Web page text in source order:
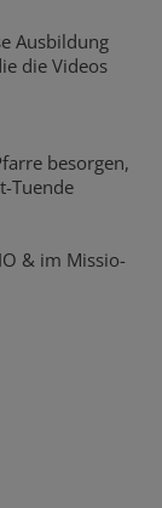
Ausbildung
die Videos
besorgen,
Tuende
& im Missio-